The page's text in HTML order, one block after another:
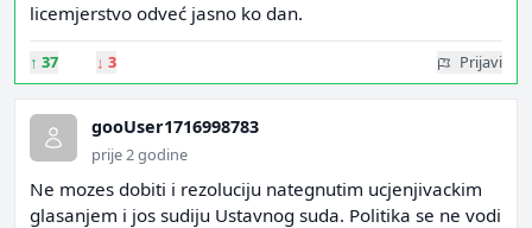
licemjerstvo odveć jasno ko dan.
↑ 37 ↓ 3 Prijavi
gooUser1716998783
prije 2 godine
Ne mozes dobiti i rezoluciju nategnutim ucjenjivackim
glasanjem i jos sudiju Ustavnog suda. Politika se ne vodi